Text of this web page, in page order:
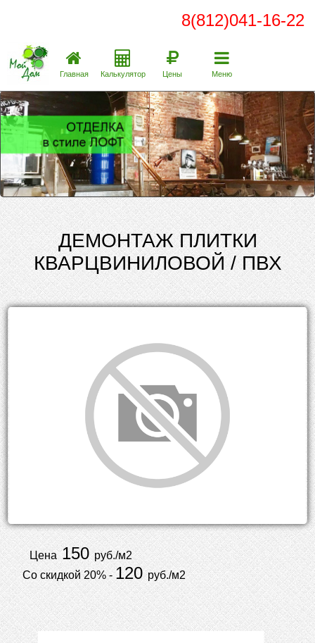
8(812)041-16-22
Главная Калькулятор Цены Меню
ДЕМОНТАЖ ПЛИТКИ
КВАРЦВИНИЛОВОЙ / ПВХ
Цена150руб./м2
Со скидкой 20% - 120руб./м2